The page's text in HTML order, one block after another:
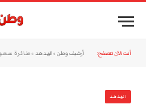
أنت الآن تتصفح: أرشيف وطن »الهدهد »طائرة سعودية خاصة
الهدهد